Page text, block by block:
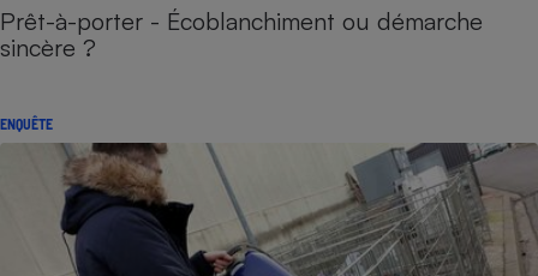
Prêt-à-porter - Écoblanchiment ou démarche
sincère ?
ENQUÊTE